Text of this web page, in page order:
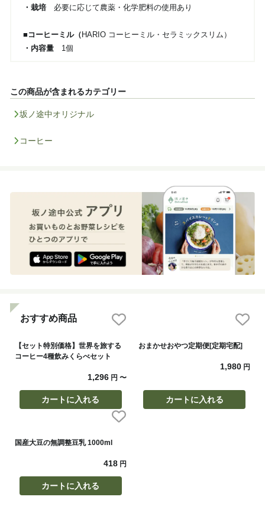
・栽培必要に応じて農薬・化学肥料の使用あり
■コーヒーミル（ HARIO コーヒーミル・セラミックスリム）
・内容量1個
この商品が含まれるカテゴリー
坂ノ途中オリジナル
コーヒー
おすすめ商品
【セット特別価格】世界を旅する
コーヒー4種飲みくらべセット
1,296円 〜
カートに入れる
おまかせおやつ定期便[定期宅配]
1,980 円
カートに入れる
国産大豆の無調整豆乳 1000ml
418円
カートに入れる